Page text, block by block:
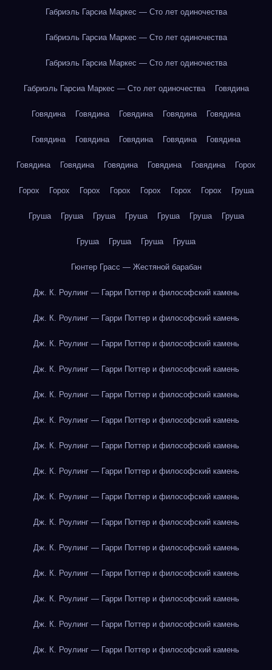
Габриэль Гарсиа Маркес — Сто лет одиночества
Габриэль Гарсиа Маркес — Сто лет одиночества
Габриэль Гарсиа Маркес — Сто лет одиночества
Габриэль Гарсиа Маркес — Сто лет одиночества Говядина
Говядина Говядина Говядина Говядина Говядина
Говядина Говядина Говядина Говядина Говядина
Говядина Говядина Говядина Говядина Говядина Горох
Горох Горох Горох Горох Горох Горох Горох Груша
Груша Груша Груша Груша Груша Груша Груша
Груша Груша Груша Груша
Гюнтер Грасс — Жестяной барабан
Дж. К. Роулинг — Гарри Поттер и философский камень
Дж. К. Роулинг — Гарри Поттер и философский камень
Дж. К. Роулинг — Гарри Поттер и философский камень
Дж. К. Роулинг — Гарри Поттер и философский камень
Дж. К. Роулинг — Гарри Поттер и философский камень
Дж. К. Роулинг — Гарри Поттер и философский камень
Дж. К. Роулинг — Гарри Поттер и философский камень
Дж. К. Роулинг — Гарри Поттер и философский камень
Дж. К. Роулинг — Гарри Поттер и философский камень
Дж. К. Роулинг — Гарри Поттер и философский камень
Дж. К. Роулинг — Гарри Поттер и философский камень
Дж. К. Роулинг — Гарри Поттер и философский камень
Дж. К. Роулинг — Гарри Поттер и философский камень
Дж. К. Роулинг — Гарри Поттер и философский камень
Дж. К. Роулинг — Гарри Поттер и философский камень